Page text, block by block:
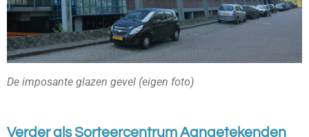
De imposante glazen gevel (eigen foto)
Verder als Sorteercentrum Aangetekenden